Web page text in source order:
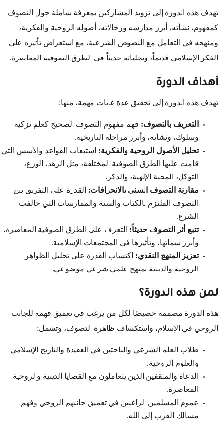
تهدف هذه الدورة إلى تزويد المشاركين بمعرفة شاملة حول التصوف
كمفهوم، نشأته، أبرز مدارسه ورجالاته، أصوله الروحية والفكرية،
ومنهجه في التعامل مع النصوص الشرعية، مع استعراض تأثيره على
الفكر الإسلامي قديماً، وتجلياته حديثاً في الطرق الصوفية المعاصرة.
أهداف الدورة
تهدف هذه الدورة إلى تحقيق عدة غايات مهمة، منها:
التعريف بالتصوف: فهم مفهوم التصوف الصحيح كعلم تزكية
وسلوك، ونشأته، وأبرز مراحله التاريخية.
تحليل الأصول الروحية والفكرية: استيعاب القواعد والأسس التي
قامت عليها الطرق الصوفية المختلفة، مثل الزهد، الورع،
التوكل، المحبة الإلهية، والذكر.
مقارنة التصوف السني بالانحرافات: القدرة على التفريق بين
التصوف الملتزم بالكتاب والسنة والممارسات التي خالفت
الشرع.
تتبع أثر التصوف حديثاً: التعرف على الطرق الصوفية المعاصرة،
وأبرز سماتها، وتأثيرها في المجتمعات الإسلامية.
تعزيز المنهج النقدي: اكتساب القدرة على تحليل الظواهر
الروحية والدينية بمنهج علمي شرعي موضوعي.
لمن هذه الدورة؟
هذه الدورة مصممة خصيصًا لكل من يرغب في تعميق فهمه للجانب
الروحي في الإسلام، واستكشاف ظاهرة التصوف، وتشمل:
طلاب العلم الشرعي والباحثين في العقيدة والتاريخ الإسلامي
والعلوم الروحية.
الدعاة والمثقفين الذين يتعاملون مع القضايا الدينية والروحية
المعاصرة.
عموم المسلمين الراغبين في تعميق جانبهم الروحي وفهم
مسالك القرب إلى الله.